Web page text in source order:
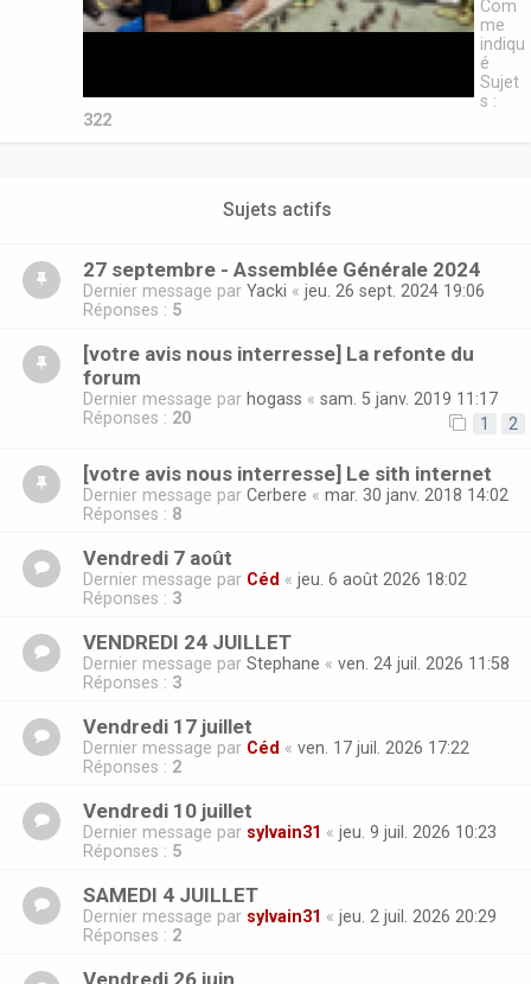
Com
me
indiqu
é
Sujet
s :
322
Sujets actifs
27 septembre - Assemblée Générale 2024
Dernier message par Yacki « jeu. 26 sept. 2024 19:06
Réponses : 5
[votre avis nous interresse] La refonte du
forum
Dernier message par hogass « sam. 5 janv. 2019 11:17
Réponses : 20 1 2
[votre avis nous interresse] Le sith internet
Dernier message par Cerbere « mar. 30 janv. 2018 14:02
Réponses : 8
Vendredi 7 août
Dernier message par Céd « jeu. 6 août 2026 18:02
Réponses : 3
VENDREDI 24 JUILLET
Dernier message par Stephane « ven. 24 juil. 2026 11:58
Réponses : 3
Vendredi 17 juillet
Dernier message par Céd « ven. 17 juil. 2026 17:22
Réponses : 2
Vendredi 10 juillet
Dernier message par sylvain31 « jeu. 9 juil. 2026 10:23
Réponses : 5
SAMEDI 4 JUILLET
Dernier message par sylvain31 « jeu. 2 juil. 2026 20:29
Réponses : 2